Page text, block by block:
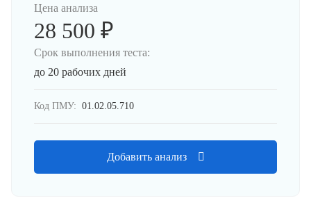
Цена анализа
28 500 ₽
Срок выполнения теста:
до 20 рабочих дней
Код ПМУ: 01.02.05.710
Добавить анализ